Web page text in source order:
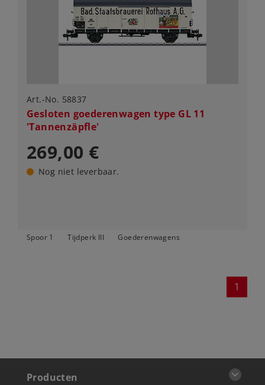
Art.-No. 58837
Gesloten goederenwagen type GL 11
'Tannenzäpfle'
269,00 €
Nog niet leverbaar.
Spoor 1 Tijdperk III Goederenwagens
1
Producten